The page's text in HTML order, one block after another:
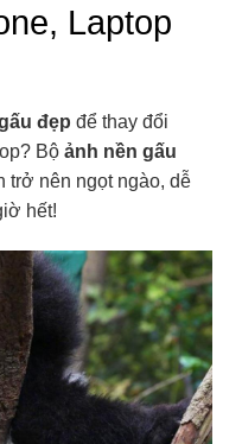
Laptop
đẹp để thay đổi
Bộ ảnh nền gấu
trở nên ngọt ngào, dễ
hết!